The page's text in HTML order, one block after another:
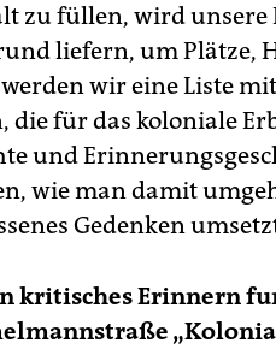
zu füllen, wird unsere
liefern, um Plätze,
wir eine Liste
die für das koloniale
und
wie man damit
Gedenken
kritisches Erinnern